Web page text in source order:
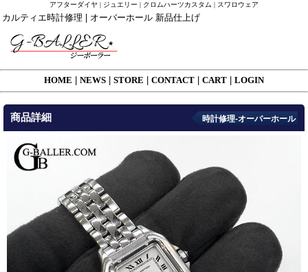
アフターダイヤ | ジュエリー | クロムハーツカスタム | スワロウェア
カルティエ時計修理 | オーバーホール 新品仕上げ
HOME NEWS STORE CONTACT CART LOGIN
商品詳細 時計修理-オーバーホール